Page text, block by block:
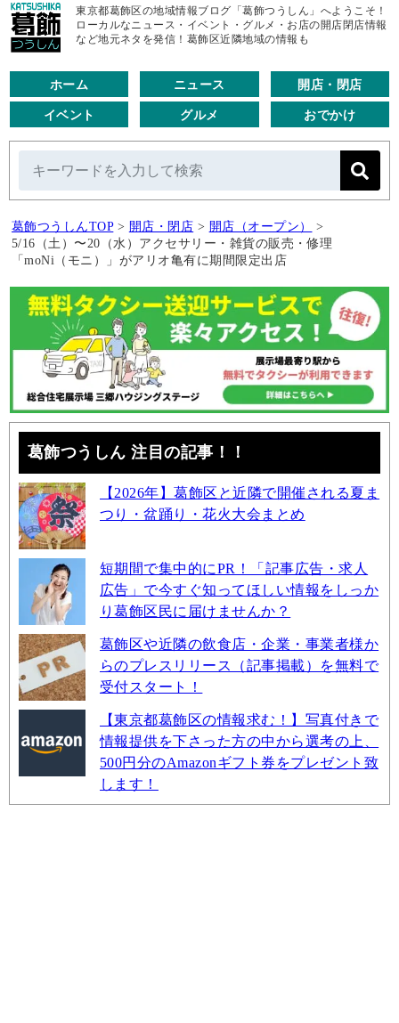
東京都葛飾区の地域情報ブログ「葛飾つうしん」へようこそ！
ローカルなニュース・イベント・グルメ・お店の開店閉店情報
など地元ネタを発信！葛飾区近隣地域の情報も
ホーム ニュース 開店・閉店
イベント グルメ おでかけ
葛飾つうしんTOP > 開店・閉店 > 開店（オープン）
>
5/16（土）〜20（水）アクセサリー・雑貨の販売・修理
「moNi（モニ）」がアリオ亀有に期間限定出店
葛飾つうしん 注目の記事！！
【2026年】葛飾区と近隣で開催される夏ま
つり・盆踊り・花火大会まとめ
短期間で集中的にPR！「記事広告・求人
広告」で今すぐ知ってほしい情報をしっか
り葛飾区民に届けませんか？
葛飾区や近隣の飲食店・企業・事業者様か
らのプレスリリース（記事掲載）を無料で
受付スタート！
【東京都葛飾区の情報求む！】写真付きで
情報提供を下さった方の中から選考の上、
500円分のAmazonギフト券をプレゼント致
します！